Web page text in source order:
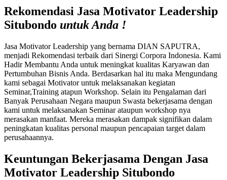
Rekomendasi Jasa Motivator Leadership
Situbondo untuk Anda !
Jasa Motivator Leadership yang bernama DIAN SAPUTRA,
menjadi Rekomendasi terbaik dari Sinergi Corpora Indonesia. Kami
Hadir Membantu Anda untuk meningkat kualitas Karyawan dan
Pertumbuhan Bisnis Anda. Berdasarkan hal itu maka Mengundang
kami sebagai Motivator untuk melaksanakan kegiatan
Seminar,Training atapun Workshop. Selain itu Pengalaman dari
Banyak Perusahaan Negara maupun Swasta bekerjasama dengan
kami untuk melaksanakan Seminar ataupun workshop nya
merasakan manfaat. Mereka merasakan dampak signifikan dalam
peningkatan kualitas personal maupun pencapaian target dalam
perusahaannya.
Keuntungan Bekerjasama Dengan Jasa
Motivator Leadership Situbondo